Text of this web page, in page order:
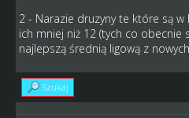
2 - Narazie druzyny te które są
ich mniej niż 12 (tych co obecnie
najlepszą średnią ligową z
Szukaj